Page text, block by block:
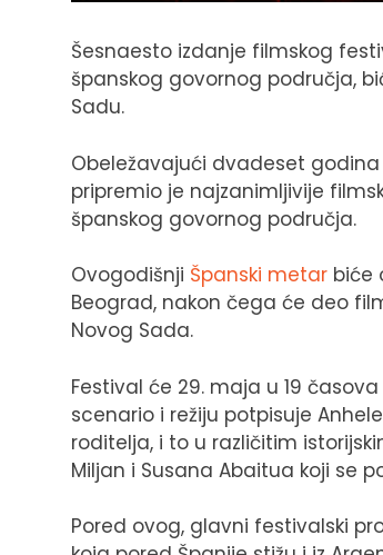
Šesnaesto izdanje filmskog
španskog govornog područja,
Sadu.
Obeležavajući dvadeset
pripremio je najzanimljivije
španskog govornog područja.
Ovogodišnji Španski metar biće
Beograd, nakon čega će deo
Novog Sada.
Festival će 29. maja u 19
scenario i režiju potpisuje
roditelja, i to u različitim
Miljan i Susana Abaitua koji se
Pored ovog, glavni festivalski